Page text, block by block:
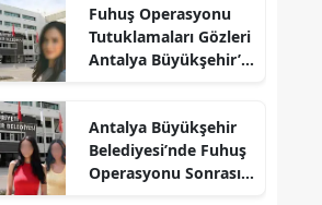
Fuhuş Operasyonu
Tutuklamaları Gözleri
Antalya Büyükşehir’e
Antalya Büyükşehir
Belediyesi’nde Fuhuş
Operasyonu Sonrası